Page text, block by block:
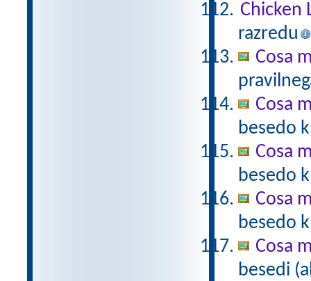
Chicken
razredu
Cosa
Cosa
besedo
Cosa
besedo
Cosa
besedo
Cosa
besedi